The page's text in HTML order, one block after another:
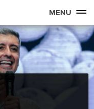
MENU